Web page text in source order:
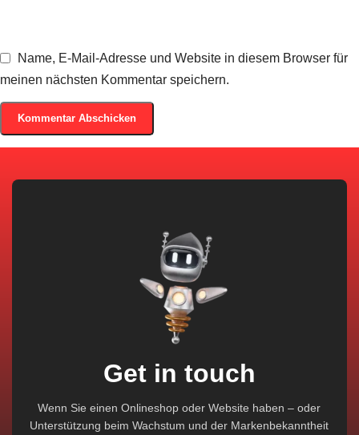
Name, E-Mail-Adresse und Website in diesem Browser für
meinen nächsten Kommentar speichern.
Get in touch
Wenn Sie einen Onlineshop oder Website haben – oder
Unterstützung beim Wachstum und der Markenbekanntheit